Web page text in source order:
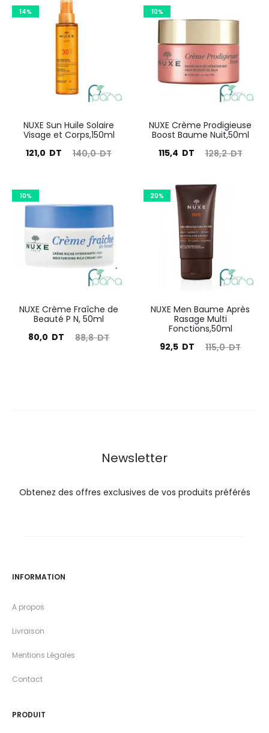
14%
NUXE Sun Huile Solaire
Visage et Corps,150ml
140,0DT
Le
initial
était :
140,0
DT.
121,0 DT
Le
est :
121,0
10%
NUXE Crème Prodigieuse
Boost Baume Nuit,50ml
128,2DT
Le
initial
était :
128,2
DT.
115,4 DT
Le
actuel
10%
NUXE Crème Fraîche de
Beauté P N, 50ml
88,8DT
Le
80,0 DT
20%
NUXE Men Baume Après
Rasage Multi
Fonctions,50ml
115,0DT
Le
92,5 DT
Newsletter
Obtenez des offres exclusives de vos produits préférés
INFORMATION
A propos
Livraison
Mentions Légales
Contact
PRODUIT